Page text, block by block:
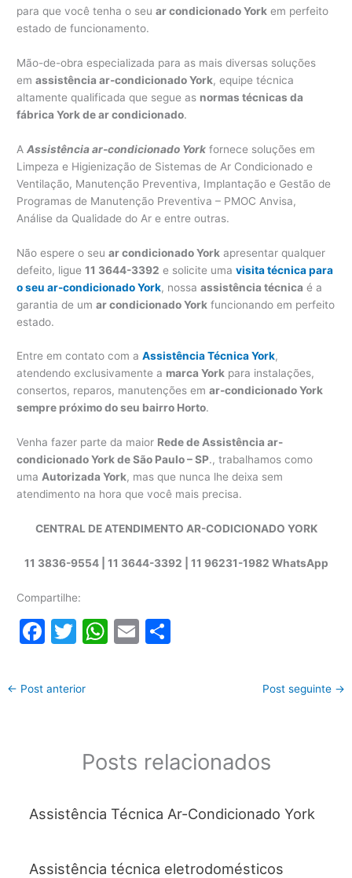
para que você tenha o seuar condicionado York em perfeito
estado de funcionamento.
Mão-de-obra especializada para as mais diversas soluções
emassistência ar-condicionado York, equipe técnica
altamente qualificada que segue as normas técnicas da
fábrica York de ar condicionado.
AAssistência ar-condicionado York fornece soluções em
Limpeza e Higienização de Sistemas de Ar Condicionado e
Ventilação, Manutenção Preventiva, Implantação e Gestão de
Programas de Manutenção Preventiva – PMOC Anvisa,
Análise da Qualidade do Ar e entre outras.
Não espere o seuar condicionado York apresentar qualquer
defeito, ligue11 3644-3392 e solicite umavisita técnica para
o seu ar-condicionado York, nossaassistência técnica é a
garantia de umar condicionado York funcionando em perfeito
estado.
Entre em contato com aAssistência Técnica York,
atendendo exclusivamente a marca York para instalações,
consertos, reparos, manutenções emar-condicionado York
sempre próximo do seu bairro Horto.
Venha fazer parte da maior Rede de Assistência ar-
condicionado York de São Paulo – SP., trabalhamos como
umaAutorizada York, mas que nunca lhe deixa sem
atendimento na hora que você mais precisa.
CENTRAL DE ATENDIMENTO AR-CODICIONADO YORK
11 3836-9554 | 11 3644-3392 | 11 96231-1982 WhatsApp
Compartilhe:
F
c
k
T
itt
W
p
E
← Post anterior Post seguinte →
Posts relacionados
Assistência Técnica Ar-Condicionado York
Assistência técnica eletrodomésticos